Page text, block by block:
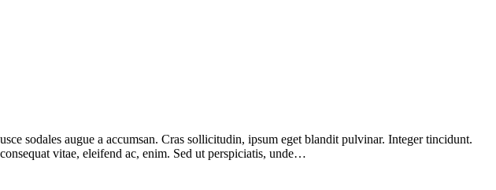
sodales augue a accumsan. Cras sollicitudin, ipsum eget blandit pulvinar. Integer tincidunt.
vitae, eleifend ac, enim. Sed ut perspiciatis, unde…